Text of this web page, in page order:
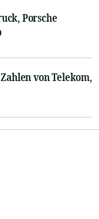
Porsche
von Telekom,